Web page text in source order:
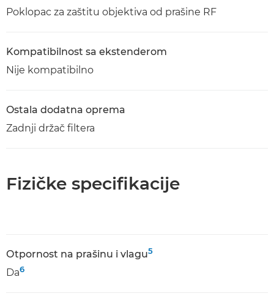
Poklopac za zaštitu objektiva od prašine RF
Kompatibilnost sa ekstenderom
Nije kompatibilno
Ostala dodatna oprema
Zadnji držač filtera
Fizičke specifikacije
Оtpornost na prašinu i vlagu5
Da6